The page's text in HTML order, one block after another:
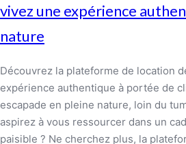
vivez une expérience
nature
Découvrez la plateforme de location
expérience authentique à portée de
escapade en pleine nature, loin du
aspirez à vous ressourcer dans un
paisible ? Ne cherchez plus, la